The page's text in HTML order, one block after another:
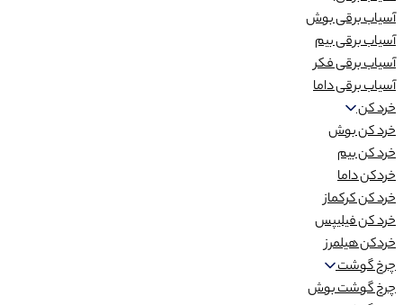
آسیاب برقی بوش
آسیاب برقی بیم
آسیاب برقی فکر
آسیاب برقی داما
خرد کن
خرد کن بوش
خرد کن بیم
خردکن داما
خرد کن کرکماز
خرد کن فیلیپس
خردکن هیلمرز
چرخ گوشت
چرخ گوشت بوش